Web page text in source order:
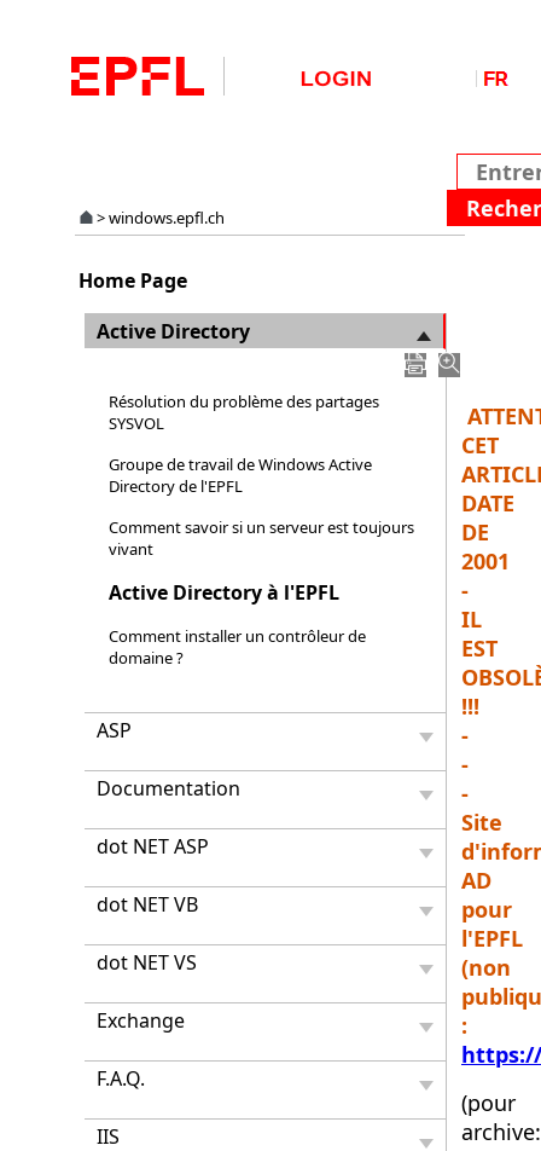
>windows.epfl.ch
Home Page
Active Directory
Résolution du problème des partages
SYSVOL
Groupe de travail de Windows Active
Directory de l'EPFL
Comment savoir si un serveur est toujours
vivant
Active Directory à l'EPFL
Comment installer un contrôleur de
domaine ?
ASP
Documentation
dot NET ASP
dot NET VB
dot NET VS
Exchange
F.A.Q.
IIS
CET
DATE
DE
2001
-
IL
EST
!!!
-
-
-
Site
AD
pour
l'EPFL
(non
:
(pour